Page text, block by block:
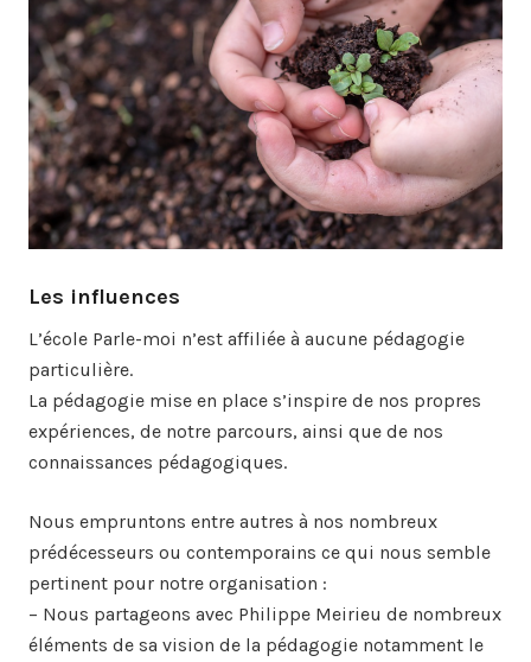
Les influences
L’école Parle-moi n’est affiliée à aucune pédagogie
particulière.
La pédagogie mise en place s’inspire de nos propres
expériences, de notre parcours, ainsi que de nos
connaissances pédagogiques.
Nous empruntons entre autres à nos nombreux
prédécesseurs ou contemporains ce qui nous semble
pertinent pour notre organisation :
– Nous partageons avec Philippe Meirieu de nombreux
éléments de sa vision de la pédagogie notamment le